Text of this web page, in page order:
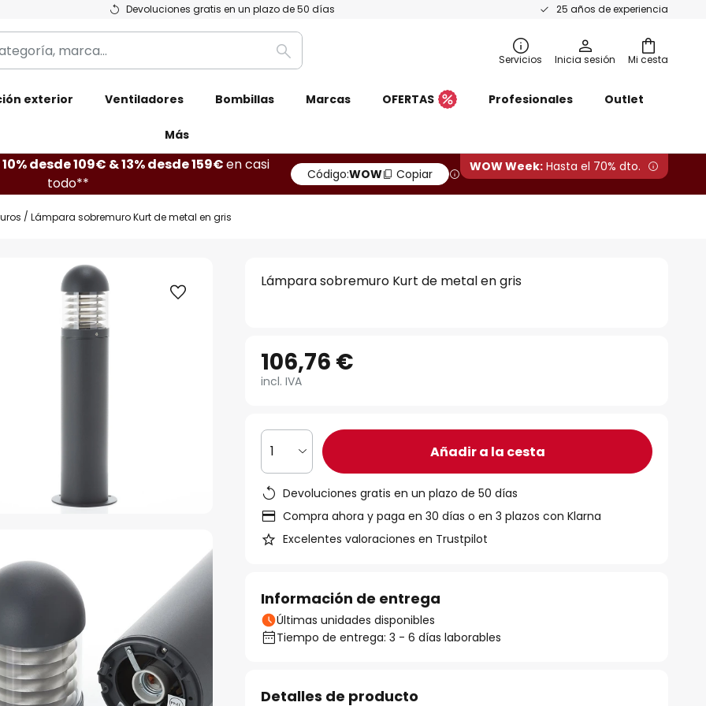
Devoluciones gratis en un plazo de 50 días 25 años de experiencia
Mi cesta
Buscar Servicios Inicia sesión
exterior Ventiladores Bombillas Marcas OFERTAS Profesionales Outlet
Más
10% desde 109€ & 13% desde 159€en casi
todo**
Código:WOW Copiar WOW Week: Hasta el 70% dto.
Lámpara sobremuro Kurt de metal en gris
Lámpara sobremuro Kurt de metal en gris
106,76 €
incl. IVA
1 Añadir a la cesta
Devoluciones gratis en un plazo de 50 días
Compra ahora y paga en 30 días o en 3 plazos con Klarna
Excelentes valoraciones en Trustpilot
Información de entrega
Últimas unidades disponibles
Tiempo de entrega: 3 - 6 días laborables
Detalles de producto